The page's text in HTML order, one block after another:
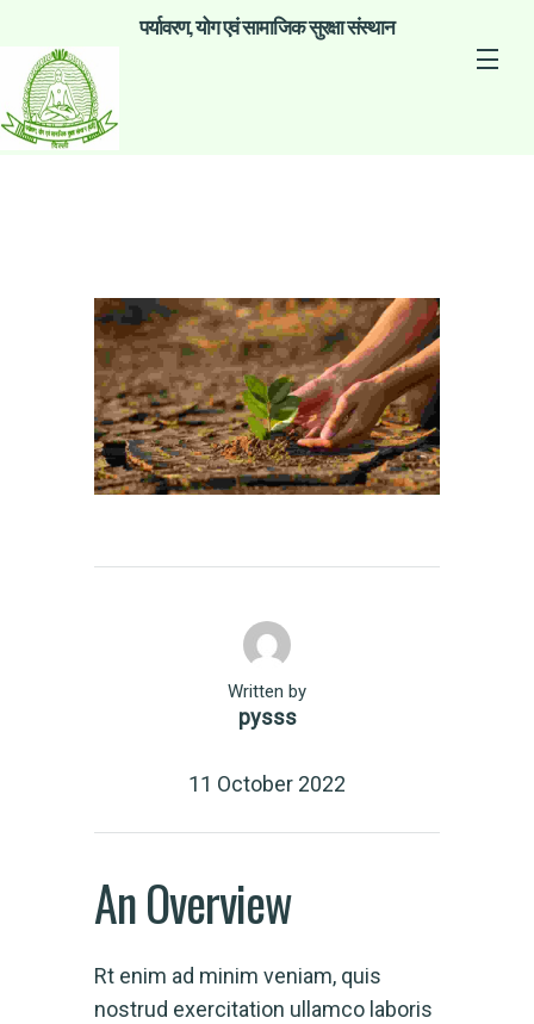
पर्यावरण, योग एवं सामाजिक सुरक्षा संस्थान
Written by
pysss
11 October 2022
An Overview
Rt enim ad minim veniam, quis
nostrud exercitation ullamco laboris